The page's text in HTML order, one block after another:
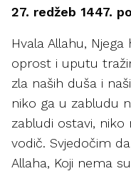
27. redžeb 1447.
Hvala Allahu,
oprost i uputu
zla naših duša i
niko ga u zabludu
zabludi ostavi,
vodič. Svjedočim
Allaha, Koji nema